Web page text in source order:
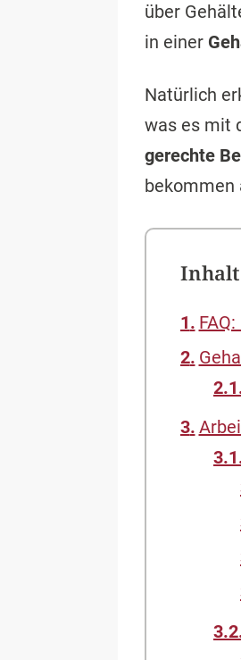
über
in einer
Natürlich
was es mit
gerechte
bekommen
Inhalt